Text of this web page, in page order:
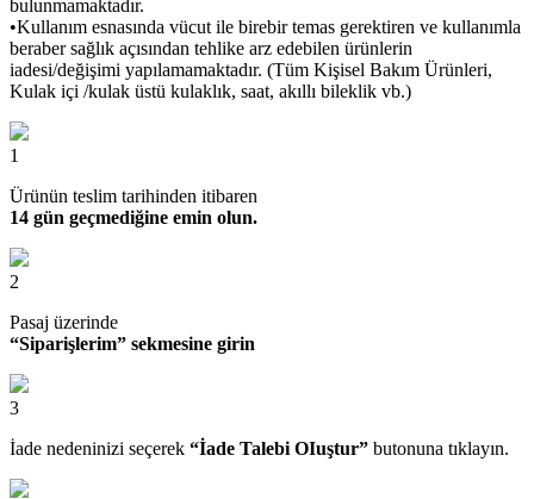
bulunmamaktadır.
•Kullanım esnasında vücut ile birebir temas gerektiren ve kullanımla
beraber sağlık açısından tehlike arz edebilen ürünlerin
iadesi/değişimi yapılamamaktadır. (Tüm Kişisel Bakım Ürünleri,
Kulak içi /kulak üstü kulaklık, saat, akıllı bileklik vb.)
1
Ürünün teslim tarihinden itibaren
14 gün geçmediğine emin olun.
2
Pasaj üzerinde
“Siparişlerim” sekmesine girin
3
İade nedeninizi seçerek “İade Talebi OIuştur” butonuna tıklayın.